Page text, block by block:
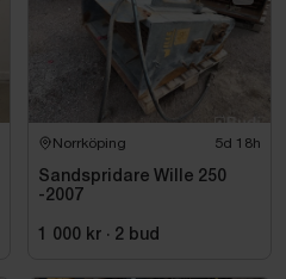
Norrköping 5d 18h
Sandspridare Wille 250
-2007
1 000 kr · 2 bud